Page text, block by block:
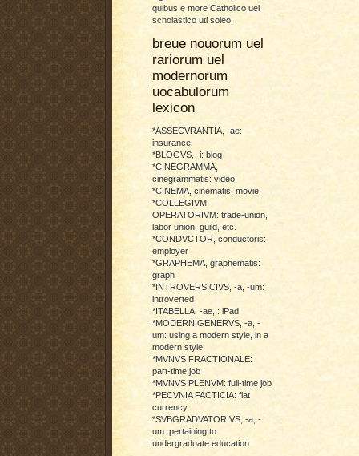
quibus e more Catholico uel
scholastico uti soleo.
breue nouorum uel
rariorum uel
modernorum
uocabulorum
lexicon
*ASSECVRANTIA, -ae:
insurance
*BLOGVS, -i: blog
*CINEGRAMMA,
cinegrammatis: video
*CINEMA, cinematis: movie
*COLLEGIVM
OPERATORIVM: trade-union,
labor union, guild, etc.
*CONDVCTOR, conductoris:
employer
*GRAPHEMA, graphematis:
graph
*INTROVERSICIVS, -a, -um:
introverted
*ITABELLA, -ae, : iPad
*MODERNIGENERVS, -a, -
um: using a modern style, in a
modern style
*MVNVS FRACTIONALE:
part-time job
*MVNVS PLENVM: full-time job
*PECVNIA FACTICIA: fiat
currency
*SVBGRADVATORIVS, -a, -
um: pertaining to
undergraduate education